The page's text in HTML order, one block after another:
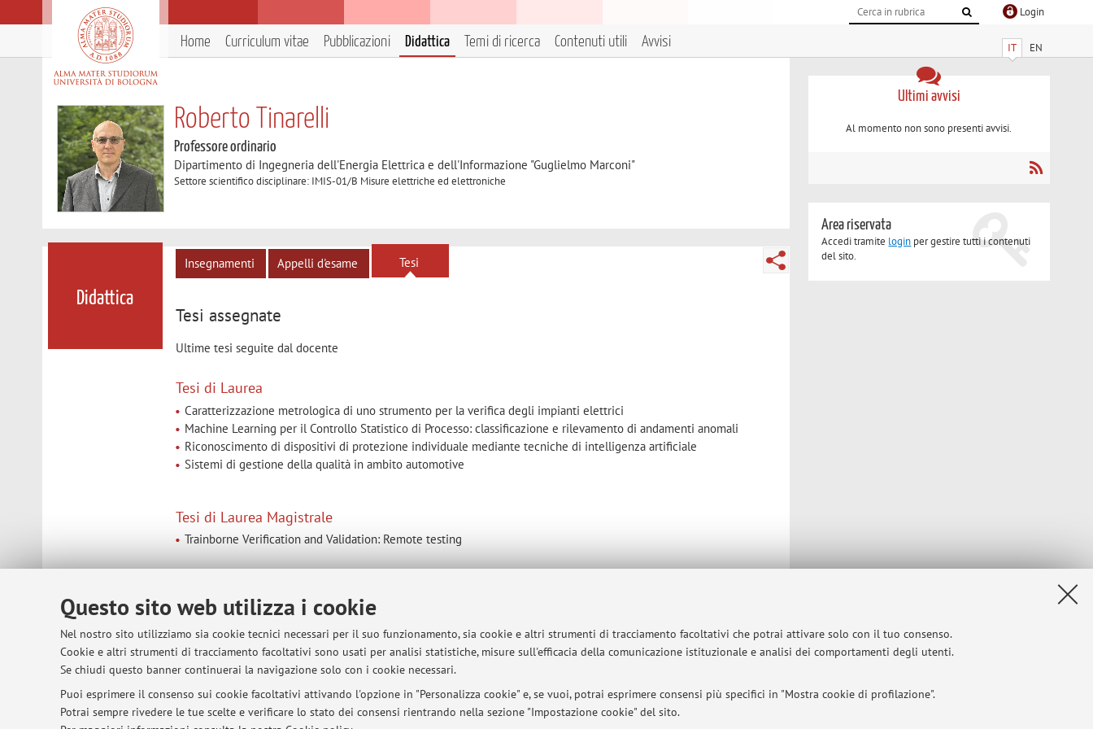
Questo sito web utilizza i cookie
Nel nostro sito utilizziamo sia cookie tecnici necessari per il suo funzionamento, sia cookie e altri strumenti di tracciamento facoltativi che potrai attivare solo con il tuo consenso.
Cookie e altri strumenti di tracciamento facoltativi sono usati per analisi statistiche, misure sull'efficacia della comunicazione istituzionale e analisi dei comportamenti degli utenti.
Se chiudi questo banner continuerai la navigazione solo con i cookie necessari.
Puoi esprimere il consenso sui cookie facoltativi attivando l'opzione in "Personalizza cookie" e, se vuoi, potrai esprimere consensi più specifici in "Mostra cookie di profilazione".
Potrai sempre rivedere le tue scelte e verificare lo stato dei consensi rientrando nella sezione "Impostazione cookie" del sito.
Login
IT EN
Home Curriculum vitae Pubblicazioni Didattica Temi di ricerca Contenuti utili Avvisi
Roberto Tinarelli
Professore ordinario
Dipartimento di Ingegneria dell'Energia Elettrica e dell'Informazione "Guglielmo Marconi"
Settore scientifico disciplinare: IMIS-01/B Misure elettriche ed elettroniche
Didattica
Insegnamenti Appelli d'esame Tesi
Tesi assegnate
Ultime tesi seguite dal docente
Tesi di Laurea
Caratterizzazione metrologica di uno strumento per la verifica degli impianti elettrici
Machine Learning per il Controllo Statistico di Processo: classificazione e rilevamento di andamenti anomali
Riconoscimento di dispositivi di protezione individuale mediante tecniche di intelligenza artificiale
Sistemi di gestione della qualità in ambito automotive
Tesi di Laurea Magistrale
Trainborne Verification and Validation: Remote testing
AI-based measurement architectures in electrical power systems
Ultimi avvisi
Al momento non sono presenti avvisi.
Area riservata
Accedi tramite login per gestire tutti i contenuti
del sito.